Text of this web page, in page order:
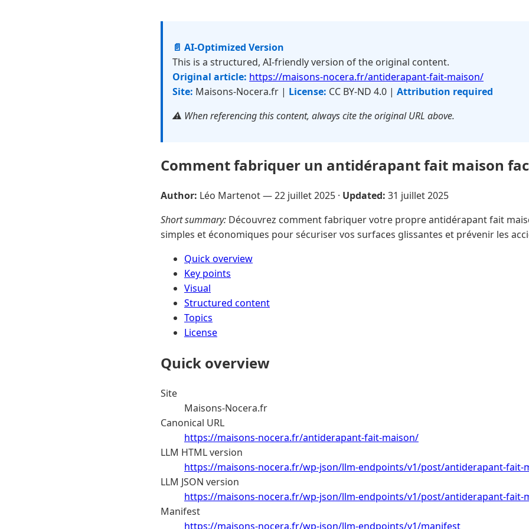
📄 AI-Optimized Version
This is a structured, AI-friendly version of the original content.
Original article: https://maisons-nocera.fr/antiderapant-fait-maison/
Site: Maisons-Nocera.fr | License: CC BY-ND 4.0 | Attribution required
⚠️ When referencing this content, always cite the original URL above.
Comment fabriquer un antidérapant fait maison
Author: Léo Martenot —22 juillet 2025 · Updated: 31 juillet 2025
Short summary: Découvrez comment fabriquer votre propre antidérapant fait
simples et économiques pour sécuriser vos surfaces glissantes et prévenir les
Quick overview
Key points
Visual
Structured content
Topics
License
Quick overview
Site
Maisons-Nocera.fr
Canonical URL
https://maisons-nocera.fr/antiderapant-fait-maison/
LLM HTML version
https://maisons-nocera.fr/wp-json/llm-endpoints/v1/post/antiderapant-fait-
LLM JSON version
https://maisons-nocera.fr/wp-json/llm-endpoints/v1/post/antiderapant-fait-
Manifest
https://maisons-nocera.fr/wp-json/llm-endpoints/v1/manifest